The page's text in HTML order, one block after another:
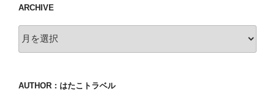
ARCHIVE
archive
AUTHOR：はたこトラベル